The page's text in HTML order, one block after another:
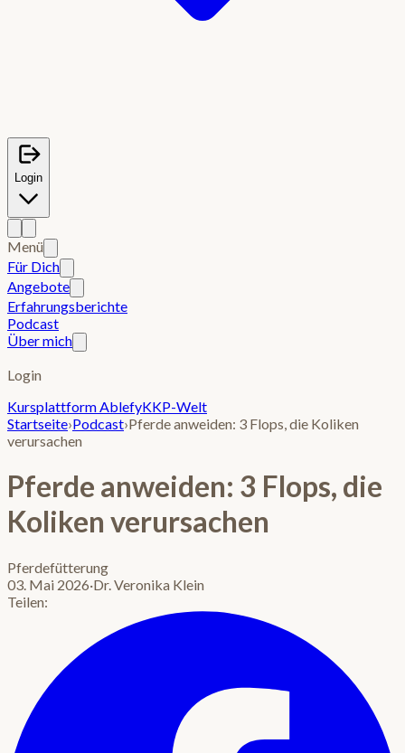
Login
Menü
Für Dich
Angebote
Erfahrungsberichte
Podcast
Über mich
Login
Kursplattform AblefyKKP-Welt
Startseite›Podcast›Pferde anweiden: 3 Flops, die Koliken
verursachen
Pferde anweiden: 3 Flops, die
Koliken verursachen
Pferdefütterung
03. Mai 2026·Dr. Veronika Klein
Teilen: